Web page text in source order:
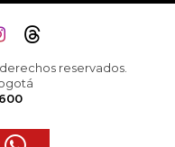
reservados.